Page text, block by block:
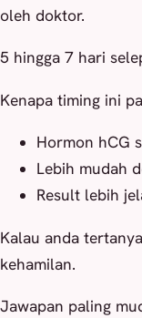
oleh doktor.
5 hingga 7 hari
Kenapa timing ini
Hormon hCG
Lebih mudah
Result lebih
Kalau anda
kehamilan.
Jawapan paling